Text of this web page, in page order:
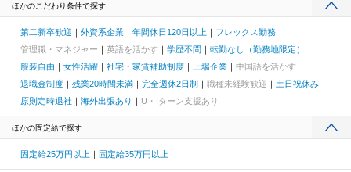
ほかのこだわり条件で探す
第二新卒歓迎 外資系企業 年間休日120日以上
フレックス勤務
管理職・マネジャー
英語を活かす 学歴不問
転勤なし（勤務地限定）
服装自由
女性活躍 社宅・家賃補助制度 上場企業
中国語を活かす
退職金制度
残業20時間未満 完全週休2日制 職種未経験歓迎
土日祝休み
原則定時退社
海外出張あり U・Iターン支援あり
ほかの固定給で探す
固定給25万円以上 固定給35万円以上